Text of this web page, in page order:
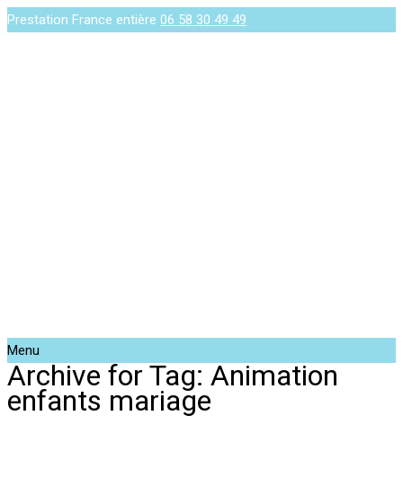
Prestation France entière 06 58 30 49 49
Menu
Archive for Tag: Animation
enfants mariage